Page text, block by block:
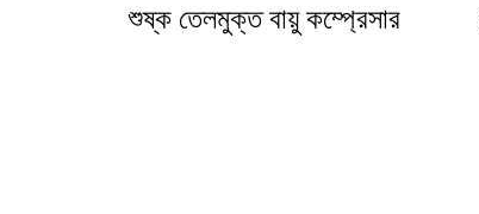
শুষ্ক তেলমুক্ত বায়ু কম্প্রেসার